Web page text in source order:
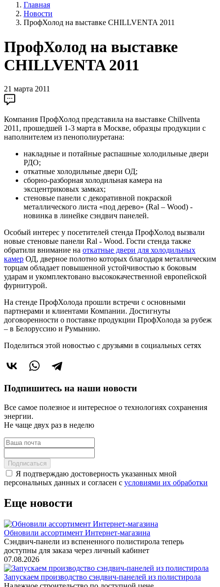
Главная
Новости
ПрофХолод на выставке CHILLVENTA 2011
ПрофХолод на выставке
CHILLVENTA 2011
21 марта 2011
Компания ПрофХолод представила на выставке Chillventa
2011, прошедшей 1-3 марта в Москве, образцы продукции с
наполнителем из пенополиуретана:
накладные и потайные распашные холодильные двери
РДО;
откатные холодильные двери ОД;
сборно-разборная холодильная камера на
эксцентриковых замках;
стеновые панели с декоративной покраской
металлического листа «под дерево» (Ral – Wood) -
новинка в линейке сэндвич панелей.
Особый интерес у посетителей стенда ПрофХолод вызвали
новые стеновые панели Ral - Wood. Гости стенда также
обратили внимание на откатные двери для холодильных
камер ОД, дверное полотно которых благодаря металлическим
торцам обладает повышенной устойчивостью к боковым
ударам и укомплектовано высококачественной европейской
фурнитурой.
На стенде ПрофХолода прошли встречи с основными
партнерами и клиентами Компании. Достигнуты
договоренности о поставке продукции ПрофХолода за рубеж
– в Белоруссию и Румынию.
Поделиться этой новостью с друзьями в социальных сетях
Подпишитесь на наши новости
Все самое полезное и интересное о технологиях сохранения
энергии.
Не чаще двух раз в неделю
Подписаться
Я подтверждаю достоверность указанных мной
персональных данных и согласен с условиями их обработки
Еще новости
Обновили ассортимент Интернет-магазина
Сэндвич-панели из вспененного полистирола теперь
доступны для заказа через личный кабинет
07.08.2026
Запускаем производство сэндвич-панелей из полистирола